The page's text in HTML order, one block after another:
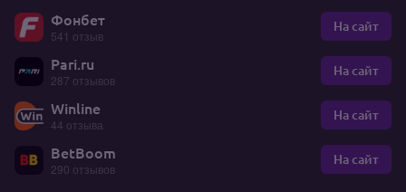
Фонбет
541 отзыв
На сайт
Pari.ru
287 отзывов
На сайт
Winline
44 отзыва
На сайт
BetBoom
290 отзывов
На сайт